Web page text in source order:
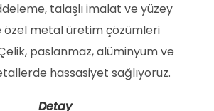
talaşlı imalat ve yüzey
özel metal üretim çözümleri
paslanmaz, alüminyum ve
hassasiyet sağlıyoruz.
Detay